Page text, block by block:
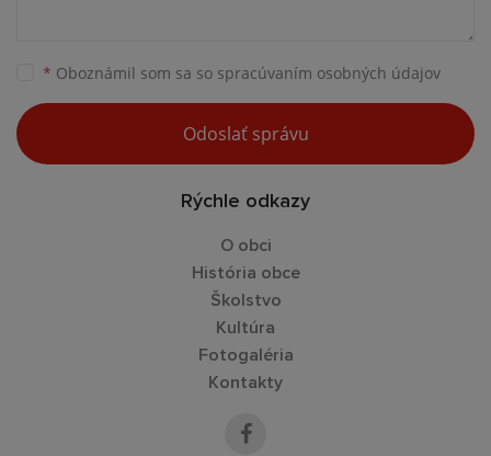
* Oboznámil som sa so spracúvaním osobných údajov
Odoslať správu
Rýchle odkazy
O obci
História obce
Školstvo
Kultúra
Fotogaléria
Kontakty